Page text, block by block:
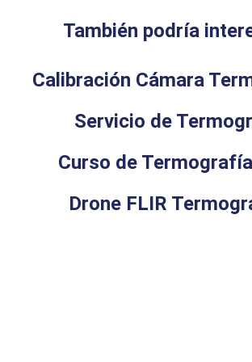
También podría
Calibración Cámara
Servicio de
Curso de
Drone FLIR